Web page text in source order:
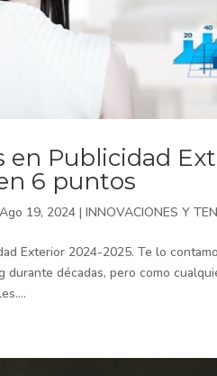
en Publicidad
6 puntos
Ago 19, 2024 |INNOVACIONES Y
Exterior 2024-2025. Te lo
durante décadas, pero como